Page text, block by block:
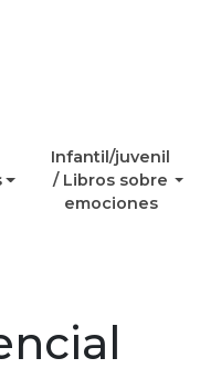
Infantil/juvenil
/ Libros sobre
emociones